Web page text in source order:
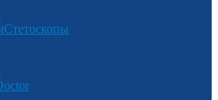
Стетоскопы